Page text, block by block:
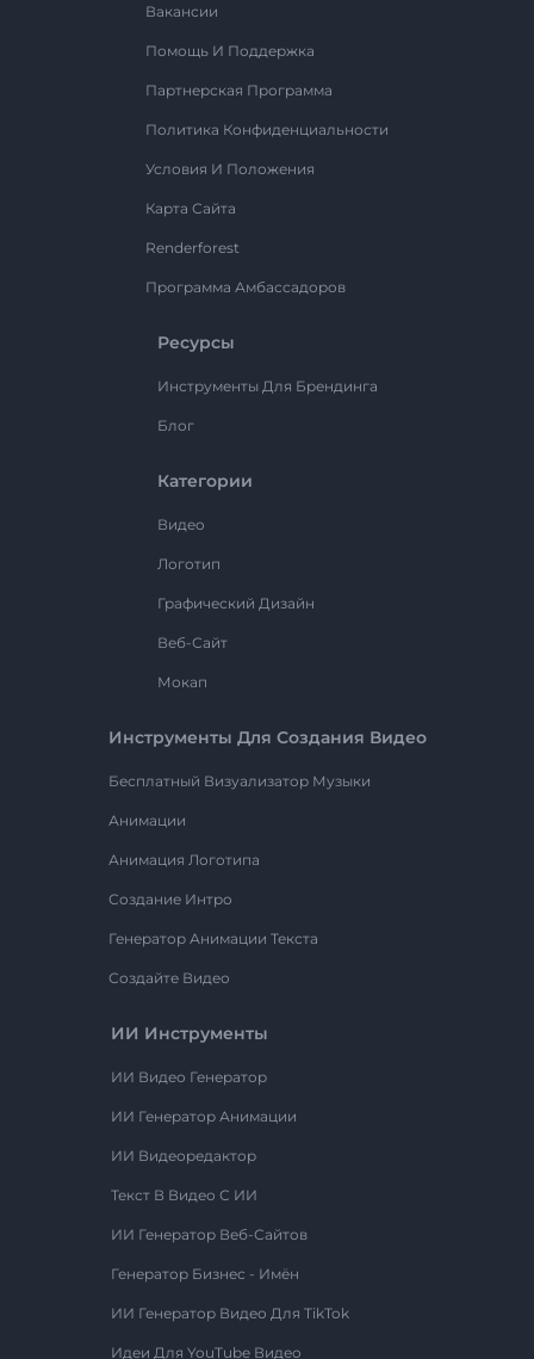
Вакансии
Помощь И Поддержка
Партнерская Программа
Политика Конфиденциальности
Условия И Положения
Карта Сайта
Renderforest
Программа Амбассадоров
Ресурсы
Инструменты Для Брендинга
Блог
Категории
Видео
Логотип
Графический Дизайн
Веб-Сайт
Мокап
Инструменты Для Создания Видео
Бесплатный Визуализатор Музыки
Анимации
Анимация Логотипа
Создание Интро
Генератор Анимации Текста
Создайте Видео
ИИ Инструменты
ИИ Видео Генератор
ИИ Генератор Анимации
ИИ Видеоредактор
Текст В Видео С ИИ
ИИ Генератор Веб-Сайтов
Генератор Бизнес - Имён
ИИ Генератор Видео Для TikTok
Идеи Для YouTube Видео